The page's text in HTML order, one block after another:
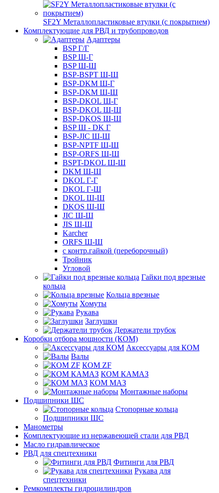
SF2Y Металлопластиковые втулки (с покрытием)
Комплектующие для РВД и трубопроводов
Адаптеры
BSP Г/Г
BSP Ш-Г
BSP Ш-Ш
BSP-BSPT Ш-Ш
BSP-DKM Ш-Г
BSP-DKM Ш-Ш
BSP-DKOL Ш-Г
BSP-DKOL Ш-Ш
BSP-DKOS Ш-Ш
BSP Ш - DK Г
BSP-JIC Ш-Ш
BSP-NPTF Ш-Ш
BSP-ORFS Ш-Ш
BSPT-DKOL Ш-Ш
DKM Ш-Ш
DKOL Г-Г
DKOL Г-Ш
DKOL Ш-Ш
DKOS Ш-Ш
JIC Ш-Ш
JIS Ш-Ш
Karcher
ORFS Ш-Ш
с контр.гайкой (переборочный)
Тройник
Угловой
Гайки под врезные
кольца
Кольца врезные
Хомуты
Рукава
Заглушки
Держатели трубок
Коробки отбора мощности (КОМ)
Аксессуары для КОМ
Валы
КОМ ZF
КОМ КАМАЗ
КОМ МАЗ
Монтажные наборы
Подшипники ШС
Стопорные кольца
Подшипники ШС
Манометры
Комплектующие из нержавеющей стали для РВД
Масло гидравлическое
РВД для спецтехники
Фитинги для РВД
Рукава для
спецтехники
Ремкомплекты гидроцилиндров